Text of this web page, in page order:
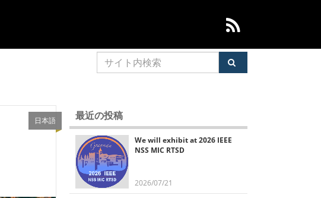
日本語 最近の投稿
We will exhibit at 2026 IEEE
NSS MIC RTSD
2026/07/21